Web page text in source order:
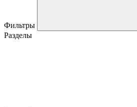
Фильтры
Разделы